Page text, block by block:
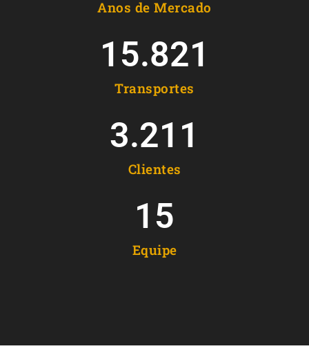
Anos de Mercado
Transportes
15.821
Clientes
3.211
Equipe
15